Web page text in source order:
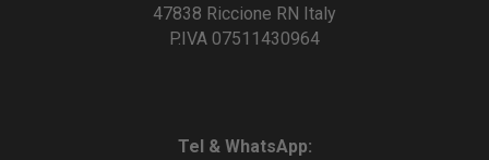
47838 Riccione RN Italy
P.IVA 07511430964
Tel & WhatsApp: